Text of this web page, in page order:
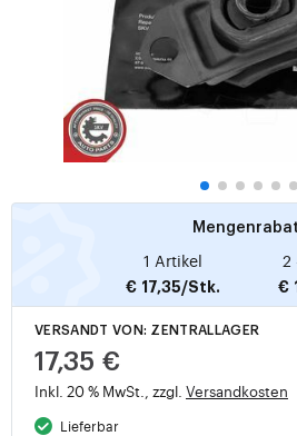
1 Artikel
€ 17,35/Stk.
2
€
VERSANDT VON: ZENTRALLAGER
17,35 €
Inkl. 20 % MwSt., zzgl. Versandkosten
Lieferbar